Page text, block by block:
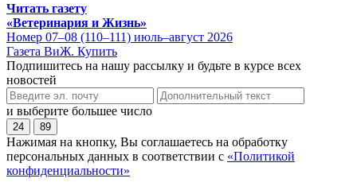
Читать газету
«Ветеринария и Жизнь»
Номер 07–08 (110–111) июль–август 2026
Газета ВиЖ. Купить
Подпишитесь на нашу рассылку и будьте в курсе всех
новостей
и выберите большее число
24 89
Нажимая на кнопку, Вы соглашаетесь на обработку
персональных данных в соответствии с «Политикой
конфиденциальности»